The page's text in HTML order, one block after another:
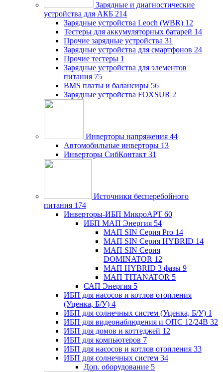
Зарядные и диагностические
устройства для АКБ 214
Зарядные устройства Leoch (WBR) 12
Тестеры для аккумуляторных батарей 14
Прочие зарядные устройства 31
Зарядные устройства для смартфонов 24
Прочие тестеры 1
Зарядные устройства для элементов
питания 75
BMS платы и балансиры 56
Зарядные устройства FOXSUR 2
Инверторы напряжения 44
Автомобильные инверторы 13
Инверторы СибКонтакт 31
Источники бесперебойного
питания 174
Инверторы-ИБП МикроАРТ 60
ИБП МАП Энергия 54
МАП SIN Серия Pro 14
МАП SIN Серия HYBRID 14
МАП SIN Серия
DOMINATOR 12
МАП HYBRID 3 фазы 9
МАП TITANATOR 5
САП Энергия 5
ИБП для насосов и котлов отопления
(Уценка, Б/У) 4
ИБП для солнечных систем (Уценка, Б/У) 1
ИБП для видеонаблюдения и ОПС 12/24В 32
ИБП для домов и коттеджей 12
ИБП для компьютеров 7
ИБП для насосов и котлов отопления 33
ИБП для солнечных систем 34
Доп. оборудование 5